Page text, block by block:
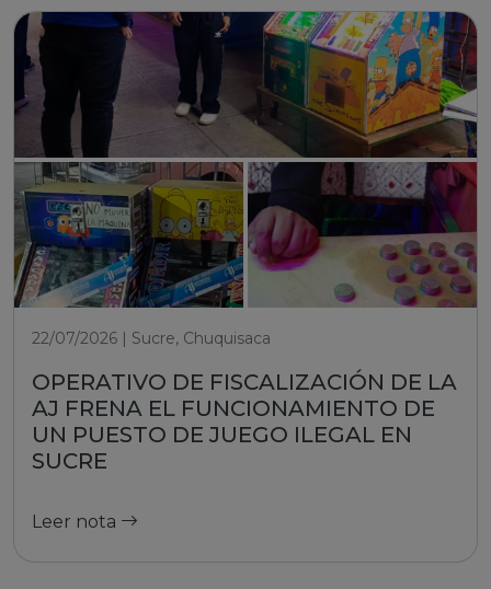
22/07/2026 | Sucre, Chuquisaca
OPERATIVO DE FISCALIZACIÓN DE LA
AJ FRENA EL FUNCIONAMIENTO DE
UN PUESTO DE JUEGO ILEGAL EN
SUCRE
Leer nota